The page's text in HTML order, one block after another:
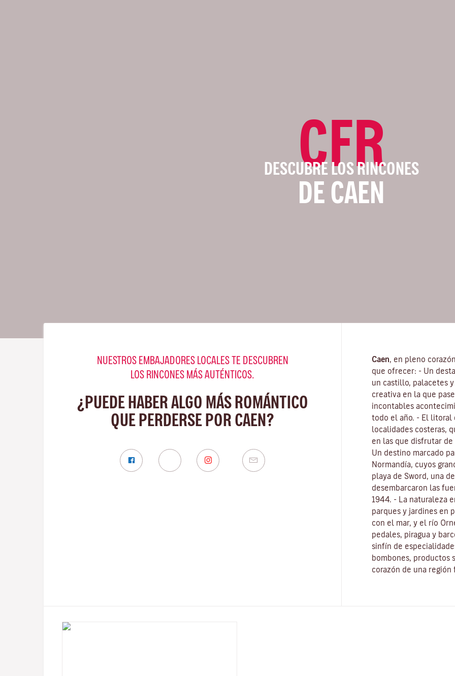
CFR
DESCUBRE LOS RINCONES
DE CAEN
NUESTROS EMBAJADORES LOCALES TE DESCUBREN
LOS RINCONES MÁS AUTÉNTICOS.
¿PUEDE HABER ALGO MÁS ROMÁNTICO
QUE PERDERSE POR CAEN?
Caen , en pleno
que ofrecer: - Un
un castillo, palacetes
creativa en la que
incontables
todo el año. - El litoral
localidades costeras,
en las que disfrutar de
Un destino marcado
Normandía, cuyos
playa de Sword, una
desembarcaron las
1944. - La naturaleza
parques y jardines en
con el mar, y el río
pedales, piragua y
sinfín de
bombones, productos
corazón de una región